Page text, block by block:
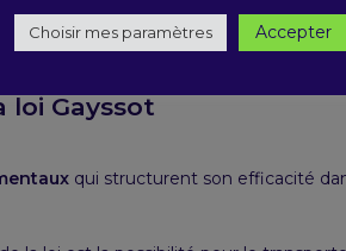
loi Gayssot
qui structurent son efficacité
Choisir mes paramètres Accepter